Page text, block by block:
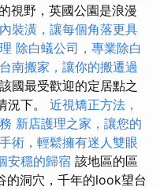
視野，英國公園是浪漫
裝潢，讓每個角落更具
除白蟻公司，專業除白
台南搬家，讓你的搬遷過
國最受歡迎的定居點之
況下。 近視矯正方法，
新店護理之家，讓您的
術，輕鬆擁有迷人雙眼
安穩的歸宿 該地區的區
的洞穴，千年的look望台